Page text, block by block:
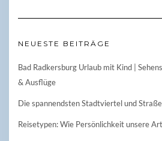
NEUESTE BEITRÄGE
Bad Radkersburg Urlaub mit Kind |
& Ausflüge
Die spannendsten Stadtviertel und
Reisetypen: Wie Persönlichkeit unsere